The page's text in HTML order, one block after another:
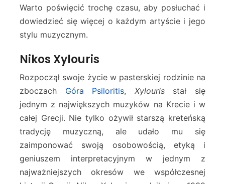
Warto poświęcić trochę czasu, aby posłuchać i
dowiedzieć się więcej o każdym artyście i jego
stylu muzycznym.
Nikos Xylouris
Rozpoczął swoje życie w pasterskiej rodzinie na
zboczach Góra Psiloritis, Xylourisstał się
jednym z największych muzyków na Krecie i w
całej Grecji. Nie tylko ożywił starszą kreteńską
tradycję muzyczną, ale udało mu się
zaimponować swoją osobowością, etyką i
geniuszem interpretacyjnym w jednym z
najważniejszych okresów we współczesnej